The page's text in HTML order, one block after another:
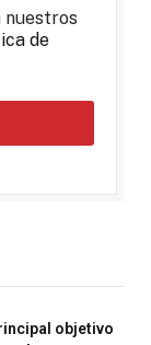
nuestros
de
objetivo